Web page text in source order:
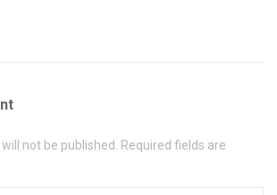
not be published. Required fields are